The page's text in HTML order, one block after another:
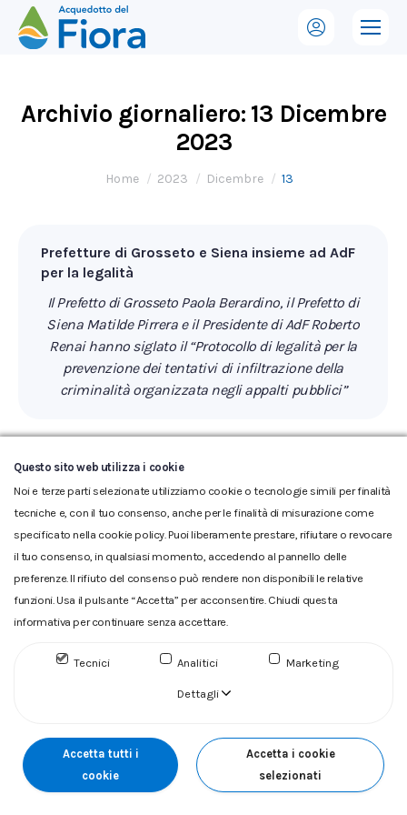
Archivio giornaliero: 13 Dicembre
2023
Tu sei qui:
Home 2023 Dicembre 13
Prefetture di Grosseto e Siena insieme ad AdF
per la legalità
Il Prefetto di Grosseto Paola Berardino, il Prefetto di
Siena Matilde Pirrera e il Presidente di AdF Roberto
Renai hanno siglato il “Protocollo di legalità per la
prevenzione dei tentativi di infiltrazione della
criminalità organizzata negli appalti pubblici”
Glossario|Privacy|Cookie |Reclamo|Reclamo pdf
Accessibilità|Copyright
ACQUEDOTTO DEL FIORA S.p.A. Numero d'iscrizione e Codice
fiscale 00304790538 (P.IVA) già iscritta al n.10.029 - Capitale
Questo sito web utilizza i cookie
Noi e terze parti selezionate utilizziamo cookie o tecnologie simili per finalità
tecniche e, con il tuo consenso, anche per le finalità di misurazione come
specificato nella cookie policy. Puoi liberamente prestare, rifiutare o revocare
il tuo consenso, in qualsiasi momento, accedendo al pannello delle
preferenze. Il rifiuto del consenso può rendere non disponibili le relative
funzioni. Usa il pulsante “Accetta” per acconsentire. Chiudi questa
informativa per continuare senza accettare.
Tecnici Analitici Marketing
Dettagli
Accetta tutti i
cookie
Accetta i cookie
selezionati